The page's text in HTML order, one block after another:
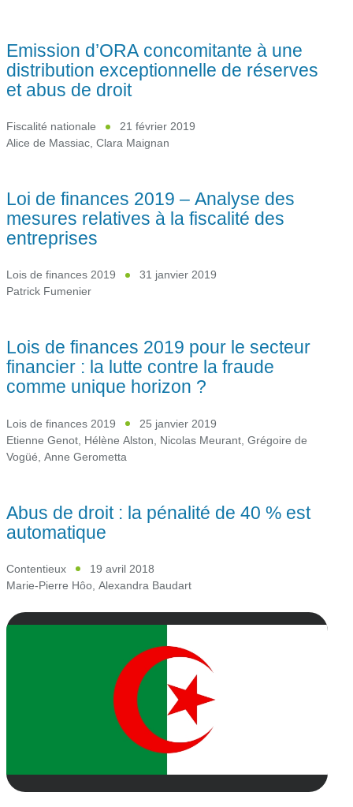
Emission d’ORA concomitante à une
distribution exceptionnelle de réserves
et abus de droit
Fiscalité nationale
21 février 2019
Alice de Massiac, Clara Maignan
Loi de finances 2019 – Analyse des
mesures relatives à la fiscalité des
entreprises
Lois de finances 2019
31 janvier 2019
Patrick Fumenier
Lois de finances 2019 pour le secteur
financier : la lutte contre la fraude
comme unique horizon ?
Lois de finances 2019
25 janvier 2019
Etienne Genot Hélène Alston Nicolas Meurant Grégoire de
Vogüé Anne Gerometta
Abus de droit : la pénalité de 40 % est
automatique
Contentieux
19 avril 2018
Marie-Pierre Hôo, Alexandra Baudart